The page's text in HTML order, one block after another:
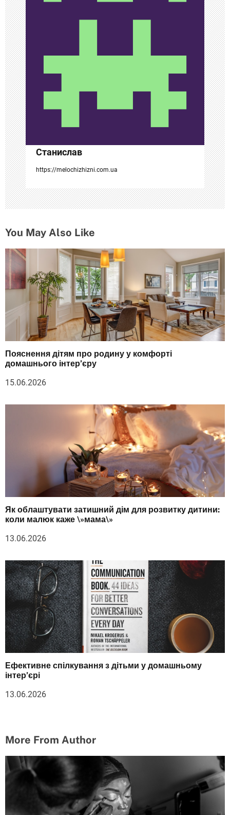
я
п
о
з
а
п
и
с
я
м
Станислав
https://melochizhizni.com.ua
You May Also Like
Пояснення дітям про родину у комфорті
домашнього інтер’єру
15.06.2026
Як облаштувати затишний дім для розвитку дитини:
коли малюк каже \»мама\»
13.06.2026
Ефективне спілкування з дітьми у домашньому
інтер’єрі
13.06.2026
More From Author